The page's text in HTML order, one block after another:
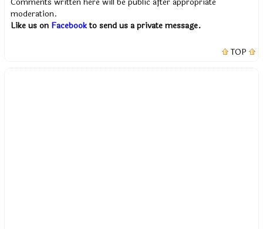
moderation.
Like us on Facebookto send us a private message.
TOP